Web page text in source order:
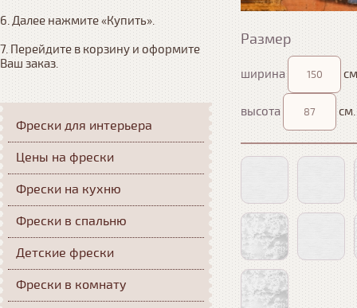
Размер
ширина
высота см.
6. Далее нажмите «Купить».
7. Перейдите в корзину и оформите
Ваш заказ.
Фрески для интерьера
Цены на фрески
Фрески на кухню
Фрески в спальню
Детские фрески
Фрески в комнату